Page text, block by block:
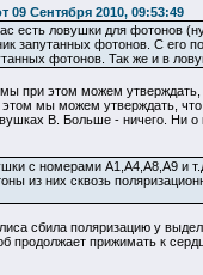
09 Сентября 2010, 09:53:49
есть ловушки для фотонов
запутанных фотонов. С
фотонов. Так же и в
мы при этом можем
мы можем утверждать,
В. Больше - ничего. Ни о
с номерами A1,A4,A8,A9 и
из них сквозь
сбила поляризацию у
продолжает прижимать к